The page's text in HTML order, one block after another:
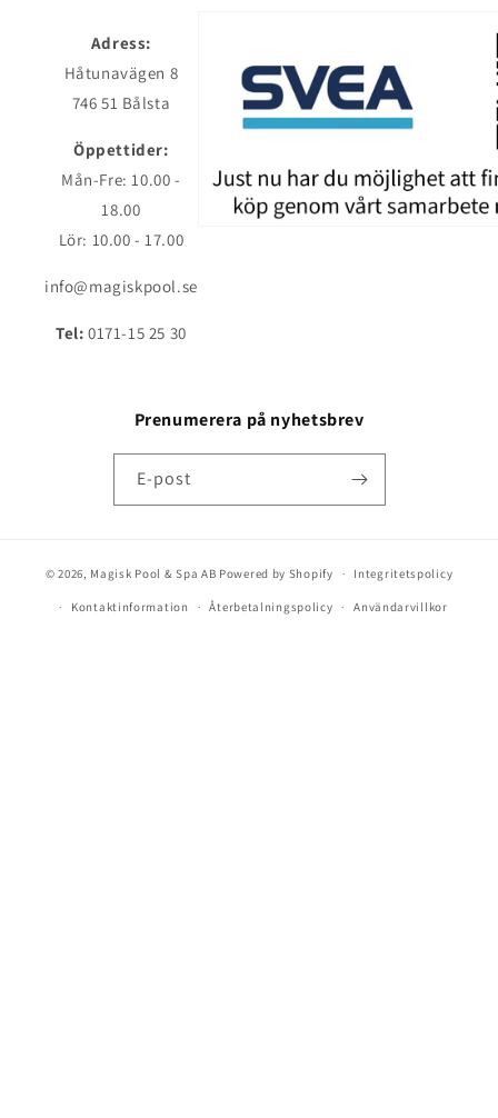
Adress:
Håtunavägen 8
746 51 Bålsta
Öppettider:
Mån-Fre: 10.00 -
18.00
Lör: 10.00 - 17.00
info@magiskpool.se
Tel: 0171-15 25 30
Prenumerera på nyhetsbrev
E-post
© 2026, Magisk Pool & Spa AB Powered by Shopify Integritetspolicy
Kontaktinformation Återbetalningspolicy Användarvillkor